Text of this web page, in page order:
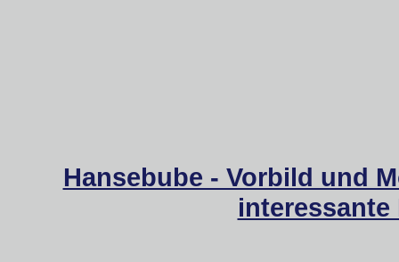
Hansebube - Vorbild und